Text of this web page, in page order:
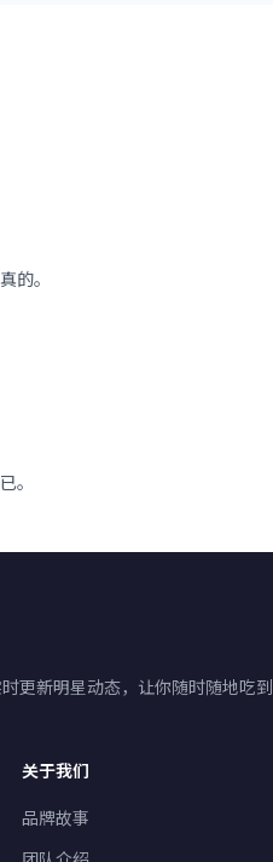
的。
。
更新明星动态，让你随时随地吃
关于我们
品牌故事